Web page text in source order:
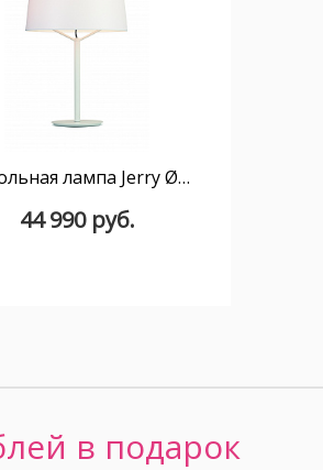
Настольная лампа Jerry Ø35 белый/белый абажур
44 990 руб.
в подарок